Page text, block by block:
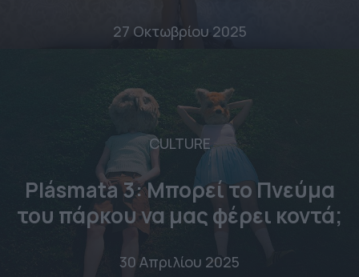
27 Οκτωβρίου 2025
CULTURE
Plásmata 3: Μπορεί το Πνεύμα
του πάρκου να μας φέρει κοντά;
30 Απριλίου 2025